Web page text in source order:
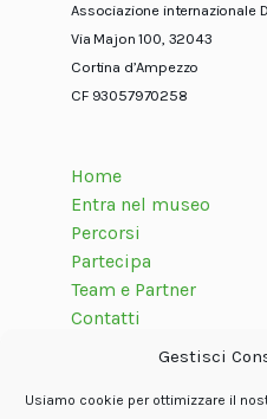
Gestisci
Usiamo cookie per ottimizzare il
Associazione internazionale
Via Majon 100, 32043
Cortina d’Ampezzo
CF 93057970258
Home
Entra nel museo
Percorsi
Partecipa
Team e Partner
Contatti
Seguici su